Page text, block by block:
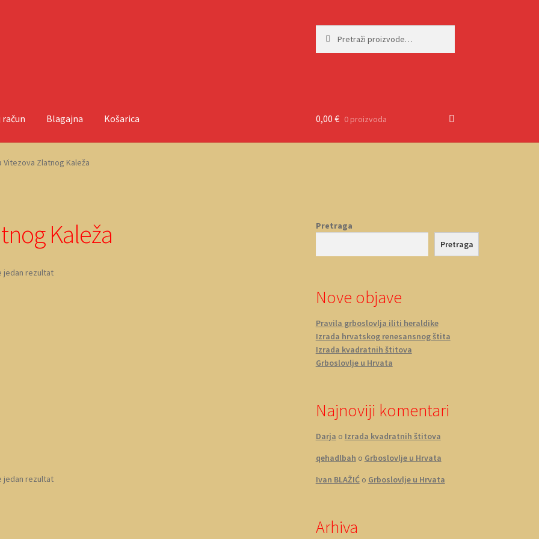
račun Blagajna Košarica
O nama Objave
0,00 € 0 proizvoda
Vitezova Zlatnog Kaleža
Kaleža
jedan rezultat
jedan rezultat
Pretraga
Pretraga
Nove objave
Pravila grboslovlja iliti heraldike
Izrada hrvatskog renesansnog štita
Izrada kvadratnih štitova
Grboslovlje u Hrvata
Najnoviji komentari
Darja o Izrada kvadratnih štitova
qehadlbah o Grboslovlje u Hrvata
Ivan BLAŽIĆo Grboslovlje u Hrvata
Arhiva